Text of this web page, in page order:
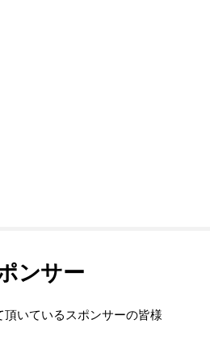
ンサー
頂いているスポンサーの皆様